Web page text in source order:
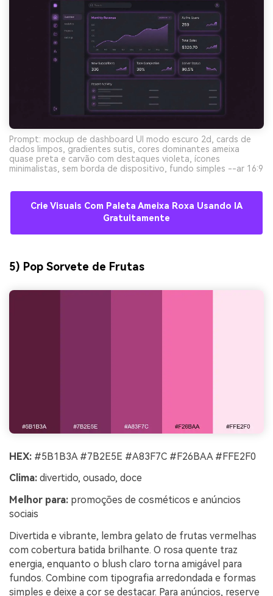
Prompt: mockup de dashboard UI modo escuro 2d, cards de
dados limpos, gradientes sutis, cores dominantes ameixa
quase preta e carvão com destaques violeta, ícones
minimalistas, sem borda de dispositivo, fundo simples --ar 16:9
Crie Visuais Com Paleta Ameixa Roxa Usando IA
Gratuitamente
5) Pop Sorvete de Frutas
HEX: #5B1B3A #7B2E5E #A83F7C #F26BAA #FFE2F0
Clima: divertido, ousado, doce
Melhor para: promoções de cosméticos e anúncios
sociais
Divertida e vibrante, lembra gelato de frutas vermelhas
com cobertura batida brilhante. O rosa quente traz
energia, enquanto o blush claro torna amigável para
fundos. Combine com tipografia arredondada e formas
simples e deixe a cor se destacar. Para anúncios, reserve